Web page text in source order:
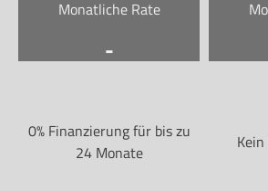
Monatliche Rate
-
0% Finanzierung für bis zu
24 Monate